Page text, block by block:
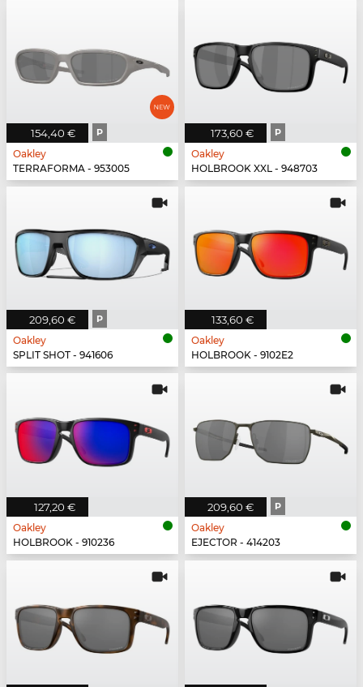
154,40 € P
Oakley
TERRAFORMA - 953005
173,60 € P
Oakley
HOLBROOK XXL - 948703
209,60 € P
Oakley
SPLIT SHOT - 941606
133,60 €
Oakley
HOLBROOK - 9102E2
127,20 €
Oakley
HOLBROOK - 910236
209,60 € P
Oakley
EJECTOR - 414203